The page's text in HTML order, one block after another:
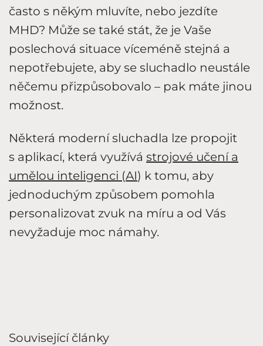
často s někým mluvíte, nebo jezdíte
MHD? Může se také stát, že je Vaše
poslechová situace víceméně stejná a
nepotřebujete, aby se sluchadlo neustále
něčemu přizpůsobovalo – pak máte jinou
možnost.
Některá moderní sluchadla lze propojit
s aplikací, která využívá strojové učení a
umělou inteligenci (AI) k tomu, aby
jednoduchým způsobem pomohla
personalizovat zvuk na míru a od Vás
nevyžaduje moc námahy.
Související články